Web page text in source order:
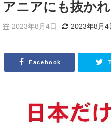
アニアにも抜か
2023年8月4日 2023年8月4
Facebook